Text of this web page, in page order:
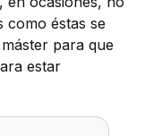
como éstas se
para que
estar